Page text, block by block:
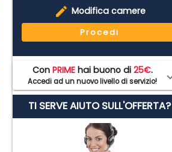
edit Modifica camere
Procedi
Con PRIMEhai buono di 25€.
Accedi ad un nuovo livello di servizio!
TI SERVE AIUTO SULL'OFFERTA?